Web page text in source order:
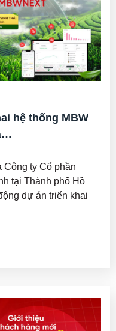
hệ thống MBW
Công ty Cổ phần
tại Thành phố Hồ
dự án triển khai